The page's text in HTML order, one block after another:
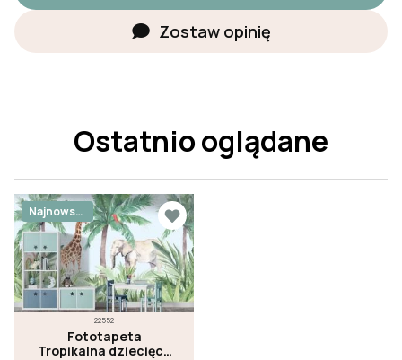
Zostaw opinię
Ostatnio oglądane
22552
Fototapeta
Tropikalna dziecięca
Najnowsz
e